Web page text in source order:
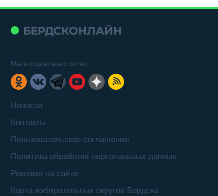
Новости
Контакты
Пользовательское соглашение
Политика обработки персональных данных
Реклама на сайте
Карта избирательных округов Бердска
Мы в социальных сетях